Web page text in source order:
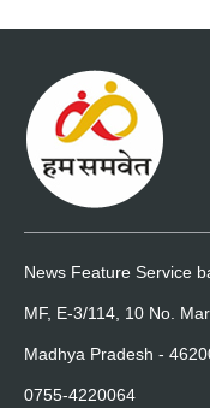
News Feature Service
MF, E-3/114, 10 No.
Madhya Pradesh -
0755-4220064